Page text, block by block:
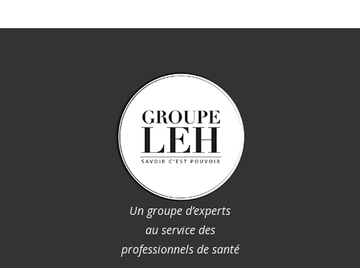
Un groupe d’experts
au service des
professionnels de santé